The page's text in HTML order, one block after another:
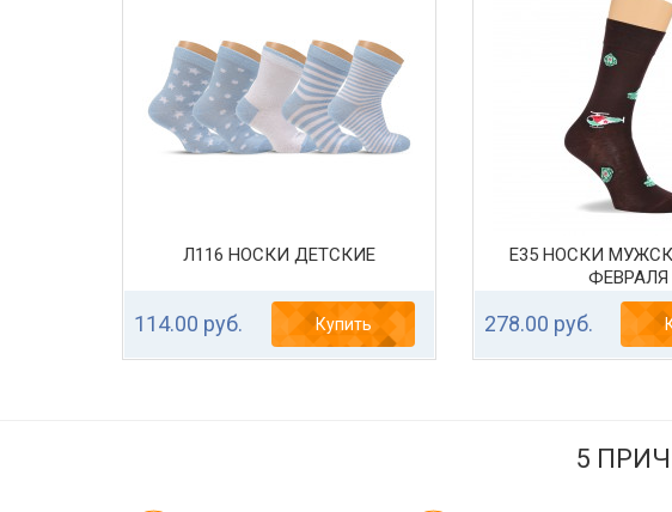
Л116 НОСКИ ДЕТСКИЕ
114.00 руб. Купить
Е35 НОСКИ
ФЕВРАЛЯ
278.00 руб.
5